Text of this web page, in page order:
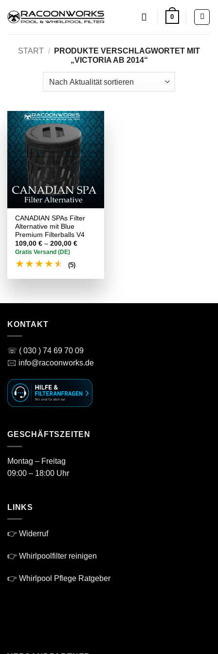
Inhalt
0
START /
PRODUKTE VERSCHLAGWORTET MIT
„VICTORIA AB 2014“
CANADIAN SPAs Filter
Alternative mit Blue
Premium Filterballs V4
109,00€ –200,00€Preisspanne:
Gratis Versand (DE)
★★★★★ (5)
KONTAKT
☏ ( 030 ) 74 69 70 09
🖂 info@racoonworks.de
GESCHÄFTSZEITEN
Montag – Freitag
09:00 – 18:00 Uhr
LINKS
👉 Widerruf
👉 Whirlpoolfilter reinigen
👉 Whirlpool Pflege Ratgeber